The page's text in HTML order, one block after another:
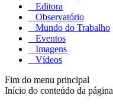
Editora
Observatório
Mundo do Trabalho
Eventos
Imagens
Vídeos
Fim do menu principal
Início do conteúdo da página